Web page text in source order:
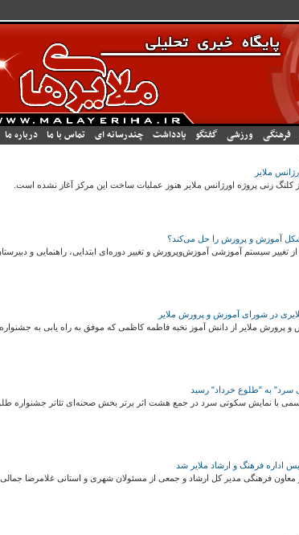
فرهنگی ورزشی گفتگو یادداشت چندرسانه ای تماس با ما درباره ما
ملایر
زنی پروژه اورژانس ملایر هنوز عملیات ساخت این مرکز آغاز نشده است.
آموزش و پرورش را حل می‌کند؟
سیستم آموزشی آموزش‌وپرورش و تغییر دوره‌ای ابتدایی، راهنمایی و
‌در شورای آموزش و پرورش ملایر
پرورش ملایر از دانش آموز نخبه فاطمه کاظمی که موفق به راه یابی به
سرد" به "طلوع خرداد" رسید
با نمایش سکوتی سرد در جمع هشت اثر برتر بخش صحنه‌ای تئاتر جشنواره
اداره فرهنگ و ارشاد ملایر شد
فرهنگی مدیر کل ارشاد و جمعی از مسئولان شهری و استانی غلامرضا جمالی